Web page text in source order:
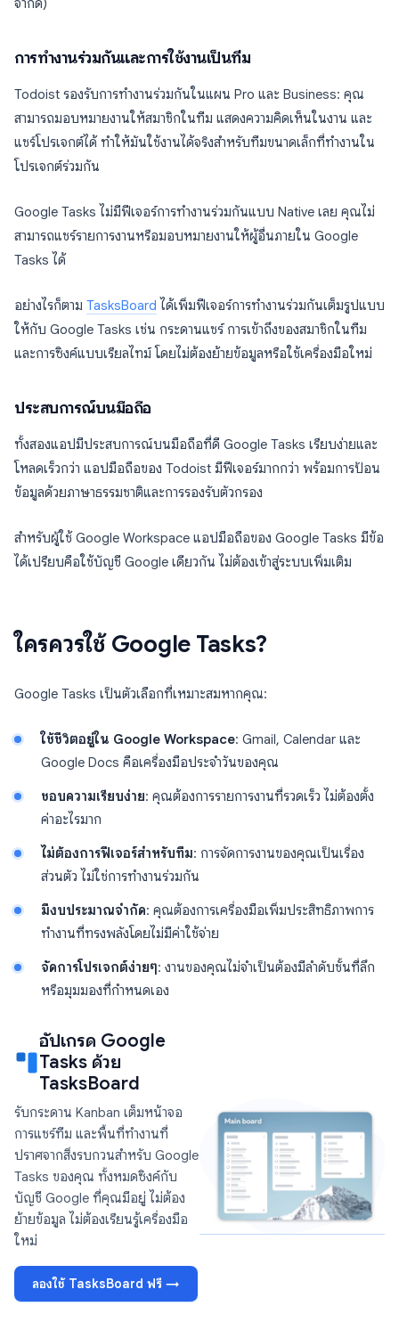
จำกัด)
การทำงานร่วมกันและการใช้งานเป็นทีม
Todoist รองรับการทำงานร่วมกันในแผน Pro และ Business: คุณ
สามารถมอบหมายงานให้สมาชิกในทีม แสดงความคิดเห็นในงาน และ
แชร์โปรเจกต์ได้ ทำให้มันใช้งานได้จริงสำหรับทีมขนาดเล็กที่ทำงานใน
โปรเจกต์ร่วมกัน
Google Tasks ไม่มีฟีเจอร์การทำงานร่วมกันแบบ Native เลย คุณไม่
สามารถแชร์รายการงานหรือมอบหมายงานให้ผู้อื่นภายใน Google
Tasks ได้
อย่างไรก็ตาม TasksBoard ได้เพิ่มฟีเจอร์การทำงานร่วมกันเต็มรูปแบบ
ให้กับ Google Tasks เช่น กระดานแชร์ การเข้าถึงของสมาชิกในทีม
และการซิงค์แบบเรียลไทม์ โดยไม่ต้องย้ายข้อมูลหรือใช้เครื่องมือใหม่
ประสบการณ์บนมือถือ
ทั้งสองแอปมีประสบการณ์บนมือถือที่ดี Google Tasks เรียบง่ายและ
โหลดเร็วกว่า แอปมือถือของ Todoist มีฟีเจอร์มากกว่า พร้อมการป้อน
ข้อมูลด้วยภาษาธรรมชาติและการรองรับตัวกรอง
สำหรับผู้ใช้ Google Workspace แอปมือถือของ Google Tasks มีข้อ
ได้เปรียบคือใช้บัญชี Google เดียวกัน ไม่ต้องเข้าสู่ระบบเพิ่มเติม
ใครควรใช้ Google Tasks?
Google Tasks เป็นตัวเลือกที่เหมาะสมหากคุณ:
ใช้ชีวิตอยู่ใน Google Workspace: Gmail, Calendar และ
Google Docs คือเครื่องมือประจำวันของคุณ
ชอบความเรียบง่าย: คุณต้องการรายการงานที่รวดเร็ว ไม่ต้องตั้ง
ค่าอะไรมาก
ไม่ต้องการฟีเจอร์สำหรับทีม: การจัดการงานของคุณเป็นเรื่อง
ส่วนตัว ไม่ใช่การทำงานร่วมกัน
มีงบประมาณจำกัด: คุณต้องการเครื่องมือเพิ่มประสิทธิภาพการ
ทำงานที่ทรงพลังโดยไม่มีค่าใช้จ่าย
จัดการโปรเจกต์ง่ายๆ: งานของคุณไม่จำเป็นต้องมีลำดับชั้นที่ลึก
หรือมุมมองที่กำหนดเอง
อัปเกรด Google
Tasks ด้วย
TasksBoard
รับกระดาน Kanban เต็มหน้าจอ
การแชร์ทีม และพื้นที่ทำงานที่
ปราศจากสิ่งรบกวนสำหรับ Google
Tasks ของคุณ ทั้งหมดซิงค์กับ
บัญชี Google ที่คุณมีอยู่ ไม่ต้อง
ย้ายข้อมูล ไม่ต้องเรียนรู้เครื่องมือ
ใหม่
ลองใช้ TasksBoard ฟรี →